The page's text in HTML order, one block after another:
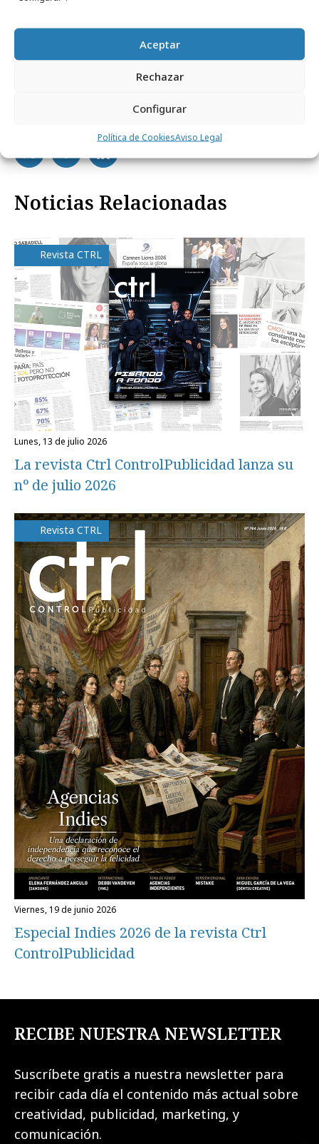
Aceptar
Rechazar
Configurar
Política de CookiesAviso Legal
Noticias Relacionadas
Revista CTRL
lunes, 13 de julio 2026
La revista Ctrl ControlPublicidad lanza su
nº de julio 2026
Revista CTRL
viernes, 19 de junio 2026
Especial Indies 2026 de la revista Ctrl
ControlPublicidad
RECIBE NUESTRA NEWSLETTER
Suscríbete gratis a nuestra newsletter para
recibir cada día el contenido más actual sobre
creatividad, publicidad, marketing, y
comunicación.